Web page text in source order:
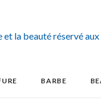
la beauté réservé
BARBE